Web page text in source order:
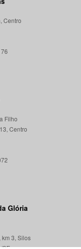
Centro
Filho
Centro
Glória
3, Silos